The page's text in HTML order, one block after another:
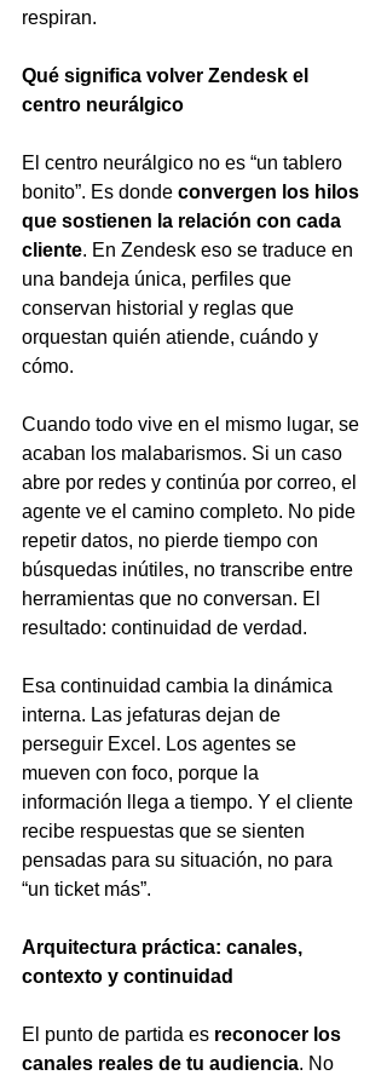
respiran.
Qué significa volver Zendesk el
centro neurálgico
El centro neurálgico no es “un tablero
bonito”. Es donde convergen los hilos
que sostienen la relación con cada
cliente. En Zendesk eso se traduce en
una bandeja única, perfiles que
conservan historial y reglas que
orquestan quién atiende, cuándo y
cómo.
Cuando todo vive en el mismo lugar, se
acaban los malabarismos. Si un caso
abre por redes y continúa por correo, el
agente ve el camino completo. No pide
repetir datos, no pierde tiempo con
búsquedas inútiles, no transcribe entre
herramientas que no conversan. El
resultado: continuidad de verdad.
Esa continuidad cambia la dinámica
interna. Las jefaturas dejan de
perseguir Excel. Los agentes se
mueven con foco, porque la
información llega a tiempo. Y el cliente
recibe respuestas que se sienten
pensadas para su situación, no para
“un ticket más”.
Arquitectura práctica: canales,
contexto y continuidad
El punto de partida es reconocer los
canales reales de tu audiencia. No